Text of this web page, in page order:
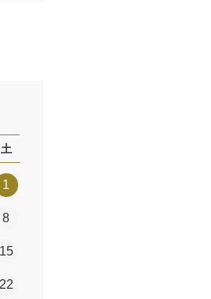
土
1
8
15
22